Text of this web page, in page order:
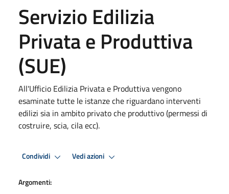
Servizio Edilizia
Privata e Produttiva
(SUE)
All'Ufficio Edilizia Privata e Produttiva vengono
esaminate tutte le istanze che riguardano interventi
edilizi sia in ambito privato che produttivo (permessi di
costruire, scia, cila ecc).
Condividi Vedi azioni
Argomenti: